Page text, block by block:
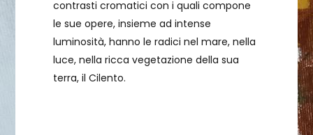
contrasti cromatici con i quali compone
le sue opere, insieme ad intense
luminosità, hanno le radici nel mare, nella
luce, nella ricca vegetazione della sua
terra, il Cilento.